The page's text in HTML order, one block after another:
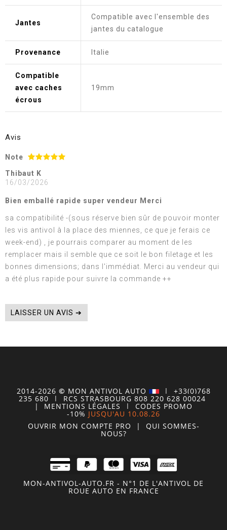
Jantes
Compatible avec l'ensemble des
jantes du catalogue
Provenance Italie
Compatible
avec caches
écrous
19mm
Avis
Note
Thibaut K
16/03/2026
Bien emballé rapide super vendeur Merci
sa compatibilité -(sous réserve bien sûr de pouvoir monter
les vis antivol à la place des miennes, ce que je ferais ce
week-end) , je pourrais comparer au moment de les
remplacer mais il semble que ce soit le bon filetage et les
bonnes dimensions; dans l'immédiat. Merci au vendeur qui
a été plus rapide pour suivre la commande ++
LAISSER UN AVIS ➔
2014-2026 © MON ANTIVOL AUTO | +33(0)768
235 680 | RCS STRASBOURG 808 220 628 00024
| MENTIONS LÉGALES | CODES PROMO
-10% JUSQU'AU 10.08.26
OUVRIR MON COMPTE PRO | QUI SOMMES-
NOUS?
MON-ANTIVOL-AUTO.FR - N°1 DE L'ANTIVOL DE
ROUE AUTO EN FRANCE